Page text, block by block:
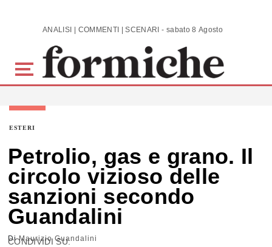
Skip to main content ANALISI | COMMENTI | SCENARI - sabato 8 Agosto 2026
ESTERI
Petrolio, gas e grano. Il
circolo vizioso delle
sanzioni secondo
Guandalini
DiMaurizio Guandalini
CONDIVIDI SU: